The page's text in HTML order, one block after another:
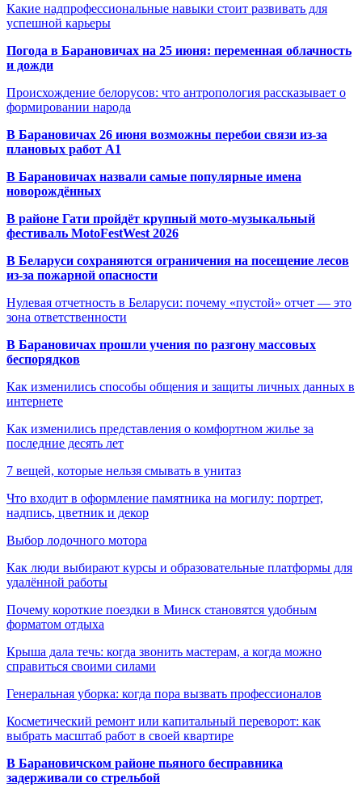
Какие надпрофессиональные навыки стоит развивать для
успешной карьеры
Погода в Барановичах на 25 июня: переменная облачность
и дожди
Происхождение белорусов: что антропология рассказывает о
формировании народа
В Барановичах 26 июня возможны перебои связи из-за
плановых работ A1
В Барановичах назвали самые популярные имена
новорождённых
В районе Гати пройдёт крупный мото-музыкальный
фестиваль MotoFestWest 2026
В Беларуси сохраняются ограничения на посещение лесов
из-за пожарной опасности
Нулевая отчетность в Беларуси: почему «пустой» отчет — это
зона ответственности
В Барановичах прошли учения по разгону массовых
беспорядков
Как изменились способы общения и защиты личных данных в
интернете
Как изменились представления о комфортном жилье за
последние десять лет
7 вещей, которые нельзя смывать в унитаз
Что входит в оформление памятника на могилу: портрет,
надпись, цветник и декор
Выбор лодочного мотора
Как люди выбирают курсы и образовательные платформы для
удалённой работы
Почему короткие поездки в Минск становятся удобным
форматом отдыха
Крыша дала течь: когда звонить мастерам, а когда можно
справиться своими силами
Генеральная уборка: когда пора вызвать профессионалов
Косметический ремонт или капитальный переворот: как
выбрать масштаб работ в своей квартире
В Барановичском районе пьяного бесправника
задерживали со стрельбой